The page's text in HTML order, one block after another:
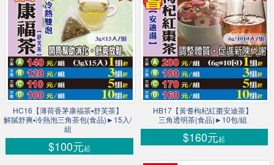
HC16【薄荷香茅康福茶▪舒芙茶】
解膩舒爽▪冷熱泡三角茶包(食品)►15入/
組
$100元起
HB17【黃耆枸杞紅棗安迪茶】
三角透明茶(食品)►10包/組
$160元起